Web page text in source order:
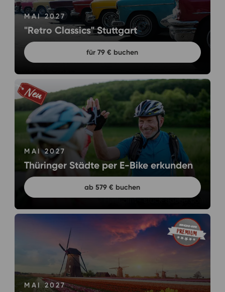
MAI 2027
"Retro Classics" Stuttgart
für 79 € buchen
MAI 2027
Thüringer Städte per E-Bike erkunden
ab 579 € buchen
MAI 2027